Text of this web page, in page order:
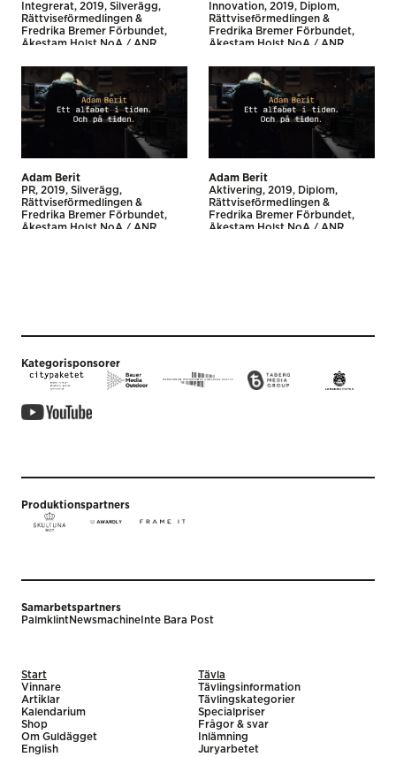
Integrerat 2019
Silverägg
Rättviseförmedlingen &
Fredrika Bremer Förbundet
Åkestam Holst NoA / ANR
Innovation 2019
Diplom
Rättviseförmedlingen &
Fredrika Bremer Förbundet
Åkestam Holst NoA / ANR
Adam Berit
PR 2019
Silverägg
Rättviseförmedlingen &
Fredrika Bremer Förbundet
Åkestam Holst NoA / ANR
Adam Berit
Aktivering
2019
Diplom
Rättviseförmedlingen &
Fredrika Bremer Förbundet
Åkestam Holst NoA / ANR
Kategorisponsorer
Produktionspartners
Samarbetspartners
PalmklintNewsmachine Inte Bara Post
Start
Vinnare
Artiklar
Kalendarium
Shop
Om Guldägget
English
Tävla
Tävlingsinformation
Tävlingskategorier
Specialpriser
Frågor & svar
Inlämning
Juryarbetet